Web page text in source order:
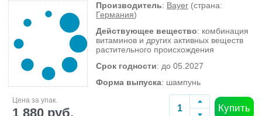
Производитель: Bayer (страна:
Германия)
Действующее вещество: комбинация
витаминов и других активных веществ
растительного происхождения
Срок годности: до 05.2027
Форма выпуска: шампунь
Цена за упак.
1 880 руб. Купить